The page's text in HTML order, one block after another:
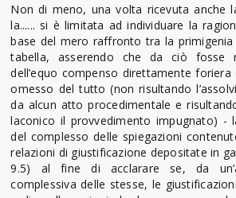
Non di meno, una volta ricevuta anche
la...... si è limitata ad individuare la
base del mero raffronto tra la
tabella, asserendo che da ciò fosse
dell’equo compenso direttamente
omesso del tutto (non risultando
da alcun atto procedimentale e
laconico il provvedimento impugnato) -
del complesso delle spiegazioni
relazioni di giustificazione depositate in
9.5) al fine di acclarare se, da
complessiva delle stesse, le